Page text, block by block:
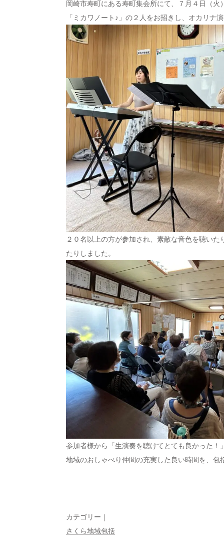
岡崎市寿町にある寿町集会所にて、７月４日（
「ミカワノート♪」の２人をお招きし、オカリナ
２０名以上の方が参加され、素敵な音色を聴い
たりしました。
参加者様から「生演奏を聴けてとても良かった
地域のおしゃべり仲間の充実した良い時間を、包
カテゴリー｜
さくら地域包括